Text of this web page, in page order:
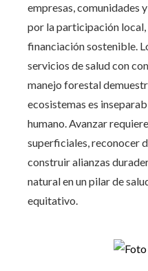
empresas, comunidades
por la participación
financiación sostenible.
servicios de salud con
manejo forestal
ecosistemas es
humano. Avanzar
superficiales, reconocer
construir alianzas
natural en un pilar de
equitativo.